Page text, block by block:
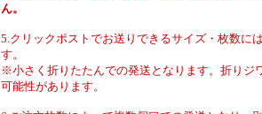
ん。
5.クリックポストでお送りできるサイズ・枚数に
す。
※小さく折りたたんでの発送となります。折りジ
可能性があります。